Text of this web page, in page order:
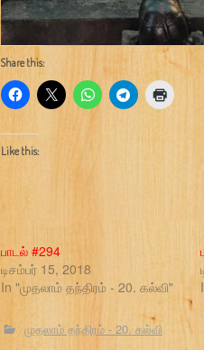
Share this:
Like this:
பாடல் #294
டிசம்பர் 15, 2018
In "முதலாம் தந்திரம் - 20. கல்வி"
முதலாம் தந்திரம் - 20. கல்வி